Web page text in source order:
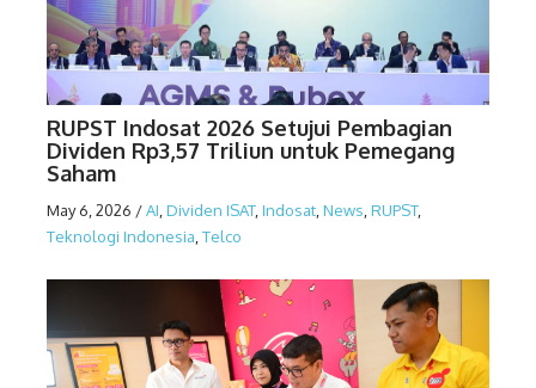
RUPST Indosat 2026 Setujui Pembagian
Dividen Rp3,57 Triliun untuk Pemegang
Saham
May 6, 2026 /AI Dividen ISAT, Indosat News RUPST,
Teknologi Indonesia Telco